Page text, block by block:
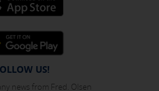
US!
news from Fred. Olsen